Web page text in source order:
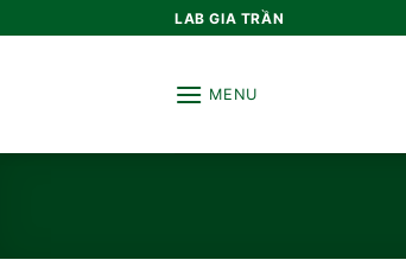
qua
LAB GIA TRẦN
MENU